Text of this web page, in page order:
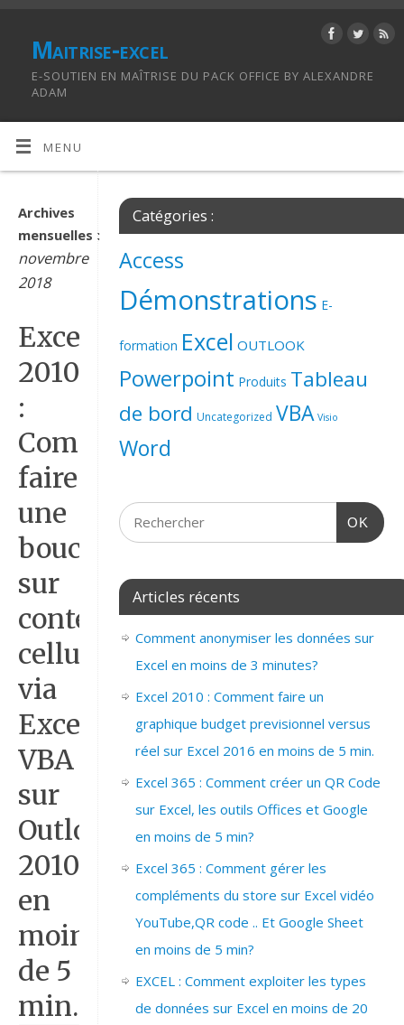
Maitrise-excel
E-SOUTIEN EN MAÎTRISE DU PACK OFFICE BY ALEXANDRE
ADAM
MENU
Archives
mensuelles :
novembre
2018
Excel
2010
:
Comment
faire
une
boucle
sur
contenu
cellule
via
Excel
VBA
sur
Outlook
2010
en
moins
de 5
min.
Catégories :
Access
Démonstrations E-
formation Excel OUTLOOK
Powerpoint Produits Tableau
de bord Uncategorized VBA Visio
Word
OK
Articles récents
Comment anonymiser les données sur
Excel en moins de 3 minutes?
Excel 2010 : Comment faire un
graphique budget previsionnel versus
réel sur Excel 2016 en moins de 5 min.
Excel 365 : Comment créer un QR Code
sur Excel, les outils Offices et Google
en moins de 5 min?
Excel 365 : Comment gérer les
compléments du store sur Excel vidéo
YouTube,QR code .. Et Google Sheet
en moins de 5 min?
EXCEL : Comment exploiter les types
de données sur Excel en moins de 20